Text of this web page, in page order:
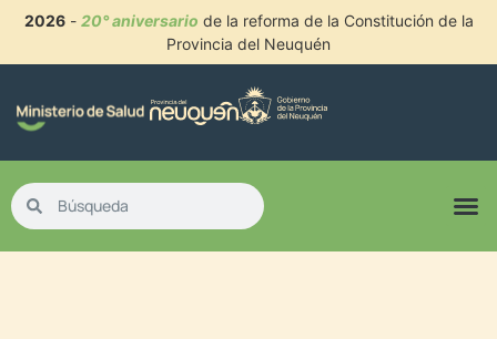
2026- 20° aniversario de la reforma de la Constitución de la
Provincia del Neuquén